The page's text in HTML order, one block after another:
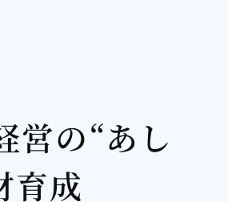
営の“あし
育成